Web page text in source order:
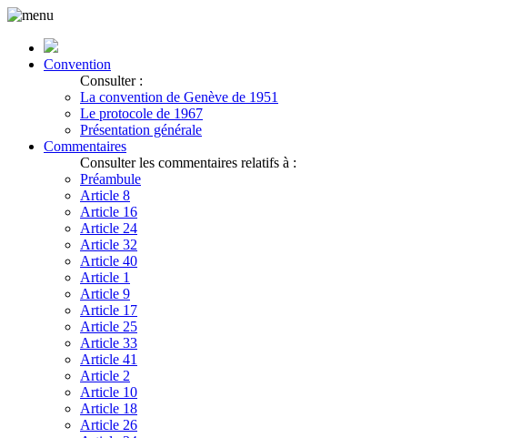
Convention
Consulter :
La convention de Genève de 1951
Le protocole de 1967
Présentation générale
Commentaires
Consulter les commentaires relatifs à :
Préambule
Article 8
Article 16
Article 24
Article 32
Article 40
Article 1
Article 9
Article 17
Article 25
Article 33
Article 41
Article 2
Article 10
Article 18
Article 26